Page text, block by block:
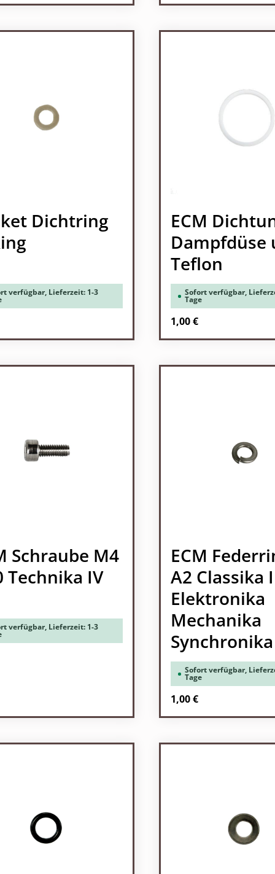
Dichtring
verfügbar, Lieferzeit: 1-3
Preis:
ECM
Dampfdüse
Teflon
Sofort verfügbar,
Tage
Regulärer Preis:
1,00 €
Schraube M4
Technika IV
verfügbar, Lieferzeit: 1-3
Preis:
ECM
A2 Classika
Elektronika
Mechanika
Synchronika
Sofort verfügbar,
Tage
Regulärer Preis:
1,00 €